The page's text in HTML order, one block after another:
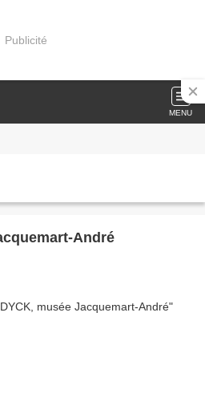
Publicité
MENU
André